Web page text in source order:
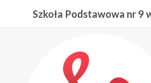
treści
Szkoła Podstawowa nr 9